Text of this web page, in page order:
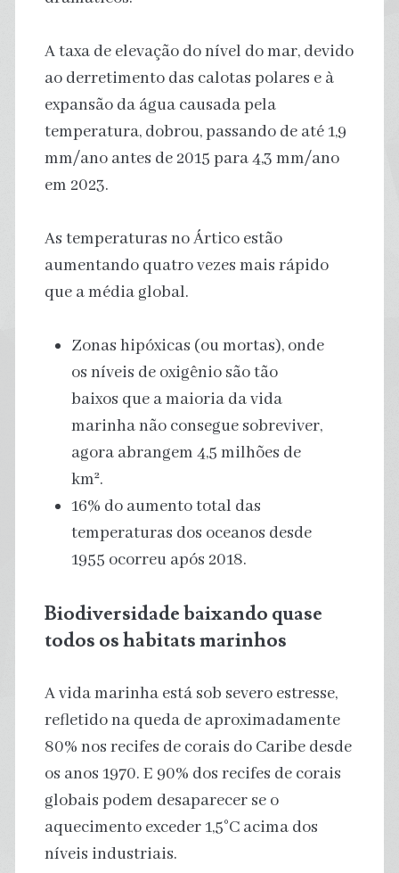
A taxa de elevação do nível do mar, devido
ao derretimento das calotas polares e à
expansão da água causada pela
temperatura, dobrou, passando de até 1,9
mm/ano antes de 2015 para 4,3 mm/ano
em 2023.
As temperaturas no Ártico estão
aumentando quatro vezes mais rápido
que a média global.
Zonas hipóxicas (ou mortas), onde
os níveis de oxigênio são tão
baixos que a maioria da vida
marinha não consegue sobreviver,
agora abrangem 4,5 milhões de
km².
16% do aumento total das
temperaturas dos oceanos desde
1955 ocorreu após 2018.
Biodiversidade baixando quase
todos os habitats marinhos
A vida marinha está sob severo estresse,
refletido na queda de aproximadamente
80% nos recifes de corais do Caribe desde
os anos 1970. E 90% dos recifes de corais
globais podem desaparecer se o
aquecimento exceder 1,5°C acima dos
níveis industriais.